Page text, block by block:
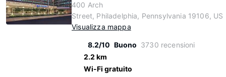
400 Arch
Street, Philadelphia, Pennsylvania 19106, US
Visualizza mappa
8.2/10 Buono 3730 recensioni
2.2 km
Wi-Fi gratuito